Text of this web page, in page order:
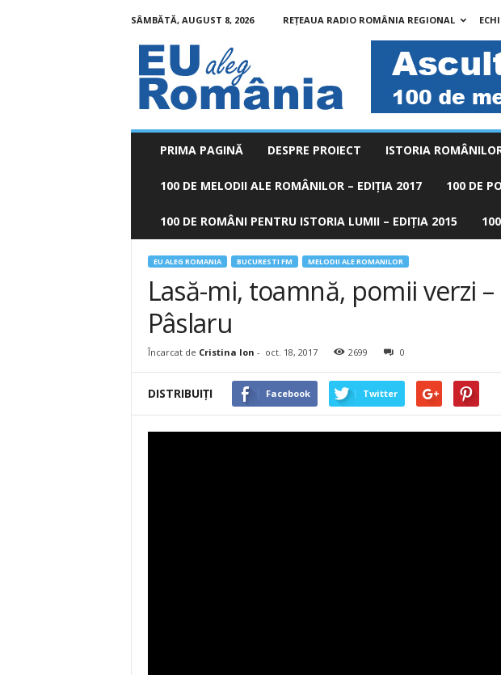
SÂMBĂTĂ, AUGUST 8, 2026 REȚEAUA RADIO ROMÂNIA REGIONAL
aleg
România
PRIMA PAGINĂ DESPRE PROIECT ISTORIA
100 DE MELODII ALE ROMÂNILOR – EDIȚIA 2017 100 DE
100 DE ROMÂNI PENTRU ISTORIA LUMII – EDIȚIA 2015
EU ALEG ROMANIA BUCURESTI FM MELODII ALE ROMANILOR
Lasă-mi, toamnă, pomii verzi
Pâslaru
Încarcat de Cristina Ion - oct. 18, 2017 2699 0
DISTRIBUIȚI Facebook Twitter